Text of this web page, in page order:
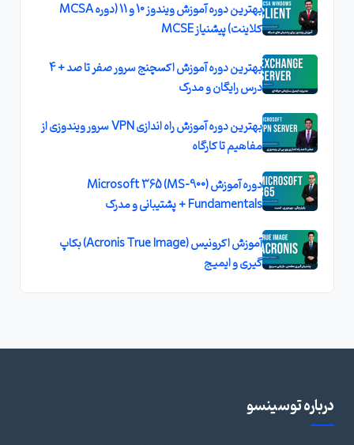
بهترین دوره آموزش ویندوز 10 و 11 (دوره MCSA
کلاینت) پیشنیاز MCSE
بهترین دوره آموزش اکسچنج سرور صفر تا صد + 4
درس رایگان و مدرک
بهترین دوره آموزش راه اندازی VPN سرور ویندوزی از
مفاهیم تا کارگاه
دوره آموزش (MS-900) Microsoft 365
Fundamentals + پشتیبانی و مدرک
آموزش اکرونیس (Acronis True Image) بکاپ
گیری و ایمیج
درباره توسینسو